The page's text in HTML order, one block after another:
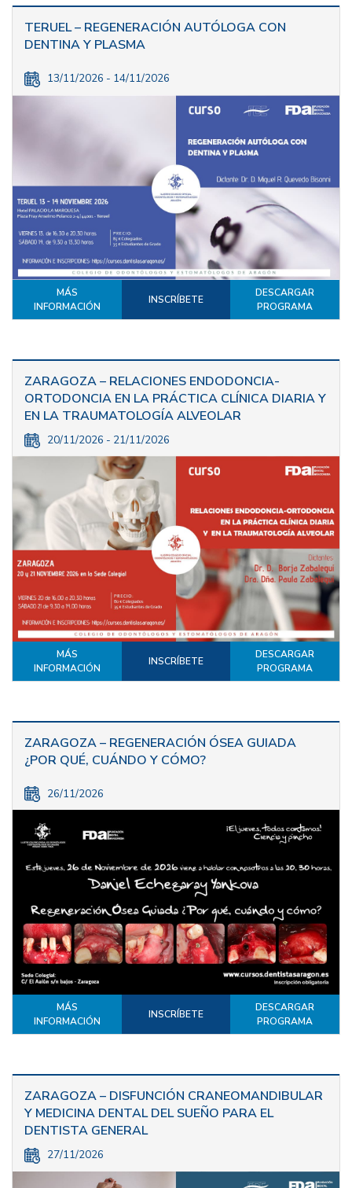
TERUEL – REGENERACIÓN AUTÓLOGA CON
DENTINA Y PLASMA
13/11/2026 - 14/11/2026
MÁS
INFORMACIÓN
INSCRÍBETE
DESCARGAR
PROGRAMA
ZARAGOZA – RELACIONES ENDODONCIA-
ORTODONCIA EN LA PRÁCTICA CLÍNICA DIARIA Y
EN LA TRAUMATOLOGÍA ALVEOLAR
20/11/2026 - 21/11/2026
MÁS
INFORMACIÓN
INSCRÍBETE
DESCARGAR
PROGRAMA
ZARAGOZA – REGENERACIÓN ÓSEA GUIADA
¿POR QUÉ, CUÁNDO Y CÓMO?
26/11/2026
MÁS
INFORMACIÓN
INSCRÍBETE
DESCARGAR
PROGRAMA
ZARAGOZA – DISFUNCIÓN CRANEOMANDIBULAR
Y MEDICINA DENTAL DEL SUEÑO PARA EL
DENTISTA GENERAL
27/11/2026